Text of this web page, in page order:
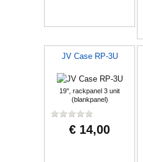
JV Case RP-3U
19", rackpanel 3 unit
(blankpanel)
€ 14,00